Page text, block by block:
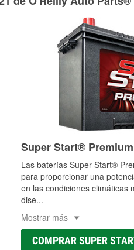
Super Start® Premium
Las baterías Super Start®
para proporcionar una
en las condiciones climáticas
dise...
Mostrar más
COMPRAR SUPER